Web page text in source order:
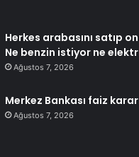
Herkes arabasını satıp
Ne benzin istiyor ne
Ağustos 7, 2026
Merkez Bankası faiz
Ağustos 7, 2026